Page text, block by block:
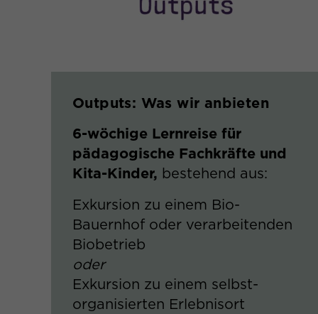
Outputs​: Was wir anbieten
6-wöchige Lernreise für
pädagogische Fachkräfte und
Kita-Kinder, bestehend aus:​
Exkursion zu einem Bio-
Bauernhof oder verarbeitenden
Biobetrieb ​
oder
Exkursion zu einem selbst-
organisierten Erlebnisort​